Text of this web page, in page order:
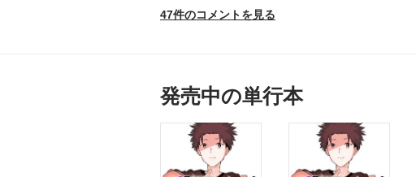
47件のコメントを見る
発売中の単行本